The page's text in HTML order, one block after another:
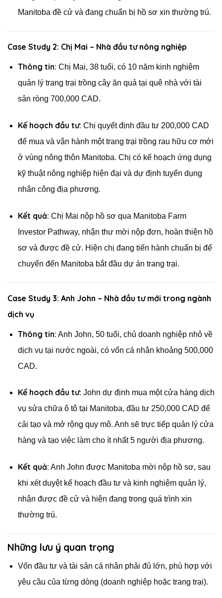
Manitoba đề cử và đang chuẩn bị hồ sơ xin thường trú.
Case Study 2: Chị Mai – Nhà đầu tư nông nghiệp
Thông tin: Chị Mai, 38 tuổi, có 10 năm kinh nghiệm
quản lý trang trại trồng cây ăn quả tại quê nhà với tài
sản ròng 700,000 CAD.
Kế hoạch đầu tư: Chị quyết định đầu tư 200,000 CAD
để mua và vận hành một trang trại trồng rau hữu cơ mới
ở vùng nông thôn Manitoba. Chị có kế hoạch ứng dụng
kỹ thuật nông nghiệp hiện đại và dự định tuyển dụng
nhân công địa phương.
Kết quả: Chị Mai nộp hồ sơ qua Manitoba Farm
Investor Pathway, nhận thư mời nộp đơn, hoàn thiện hồ
sơ và được đề cử. Hiện chị đang tiến hành chuẩn bị để
chuyển đến Manitoba bắt đầu dự án trang trại.
Case Study 3: Anh John – Nhà đầu tư mới trong ngành
dịch vụ
Thông tin: Anh John, 50 tuổi, chủ doanh nghiệp nhỏ về
dịch vụ tại nước ngoài, có vốn cá nhân khoảng 500,000
CAD.
Kế hoạch đầu tư: John dự định mua một cửa hàng dịch
vụ sửa chữa ô tô tại Manitoba, đầu tư 250,000 CAD để
cải tạo và mở rộng quy mô. Anh sẽ trực tiếp quản lý cửa
hàng và tạo việc làm cho ít nhất 5 người địa phương.
Kết quả: Anh John được Manitoba mời nộp hồ sơ, sau
khi xét duyệt kế hoạch đầu tư và kinh nghiệm quản lý,
nhận được đề cử và hiện đang trong quá trình xin
thường trú.
Những lưu ý quan trọng
Vốn đầu tư và tài sản cá nhân phải đủ lớn, phù hợp với
yêu cầu của từng dòng (doanh nghiệp hoặc trang trại).